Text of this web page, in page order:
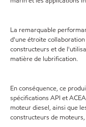
La remarquable
d'une étroite
constructeurs et de
matière de lubrification.
En conséquence, ce
spécifications API et
moteur diesel, ainsi que
constructeurs de